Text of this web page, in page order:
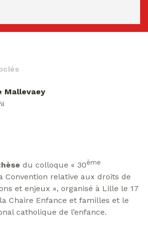
Mallevaey
du colloque « 30ème
Convention relative aux droits de
et enjeux », organisé à Lille le 17
Chaire Enfance et familles et le
catholique de l’enfance.